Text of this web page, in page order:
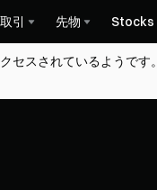
取引 先物 Stocks
セスされているようで